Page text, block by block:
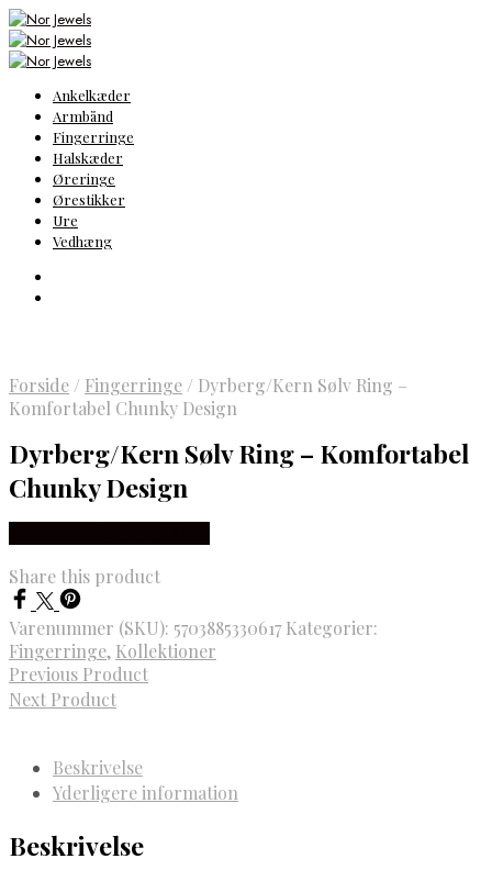
Ankelkæder
Armbånd
Fingerringe
Halskæder
Øreringe
Ørestikker
Ure
Vedhæng
Forside / Fingerringe / Dyrberg/Kern Sølv Ring –
Komfortabel Chunky Design
Dyrberg/Kern Sølv Ring – Komfortabel
Chunky Design
Share this product
Varenummer (SKU): 5703885330617 Kategorier:
Fingerringe, Kollektioner
Previous Product
Next Product
Beskrivelse
Yderligere information
Beskrivelse